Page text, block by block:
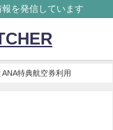
を発信しています
特典航空券利用